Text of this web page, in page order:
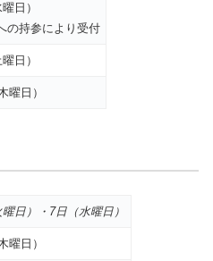
日）
の持参により受付
日）
曜日）
日）・7日（水曜日）
曜日）